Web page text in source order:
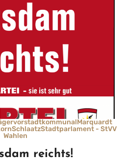
kommunalMarquardt
SchlaatzStadtparlament - StVV
Wahlen
reichts!